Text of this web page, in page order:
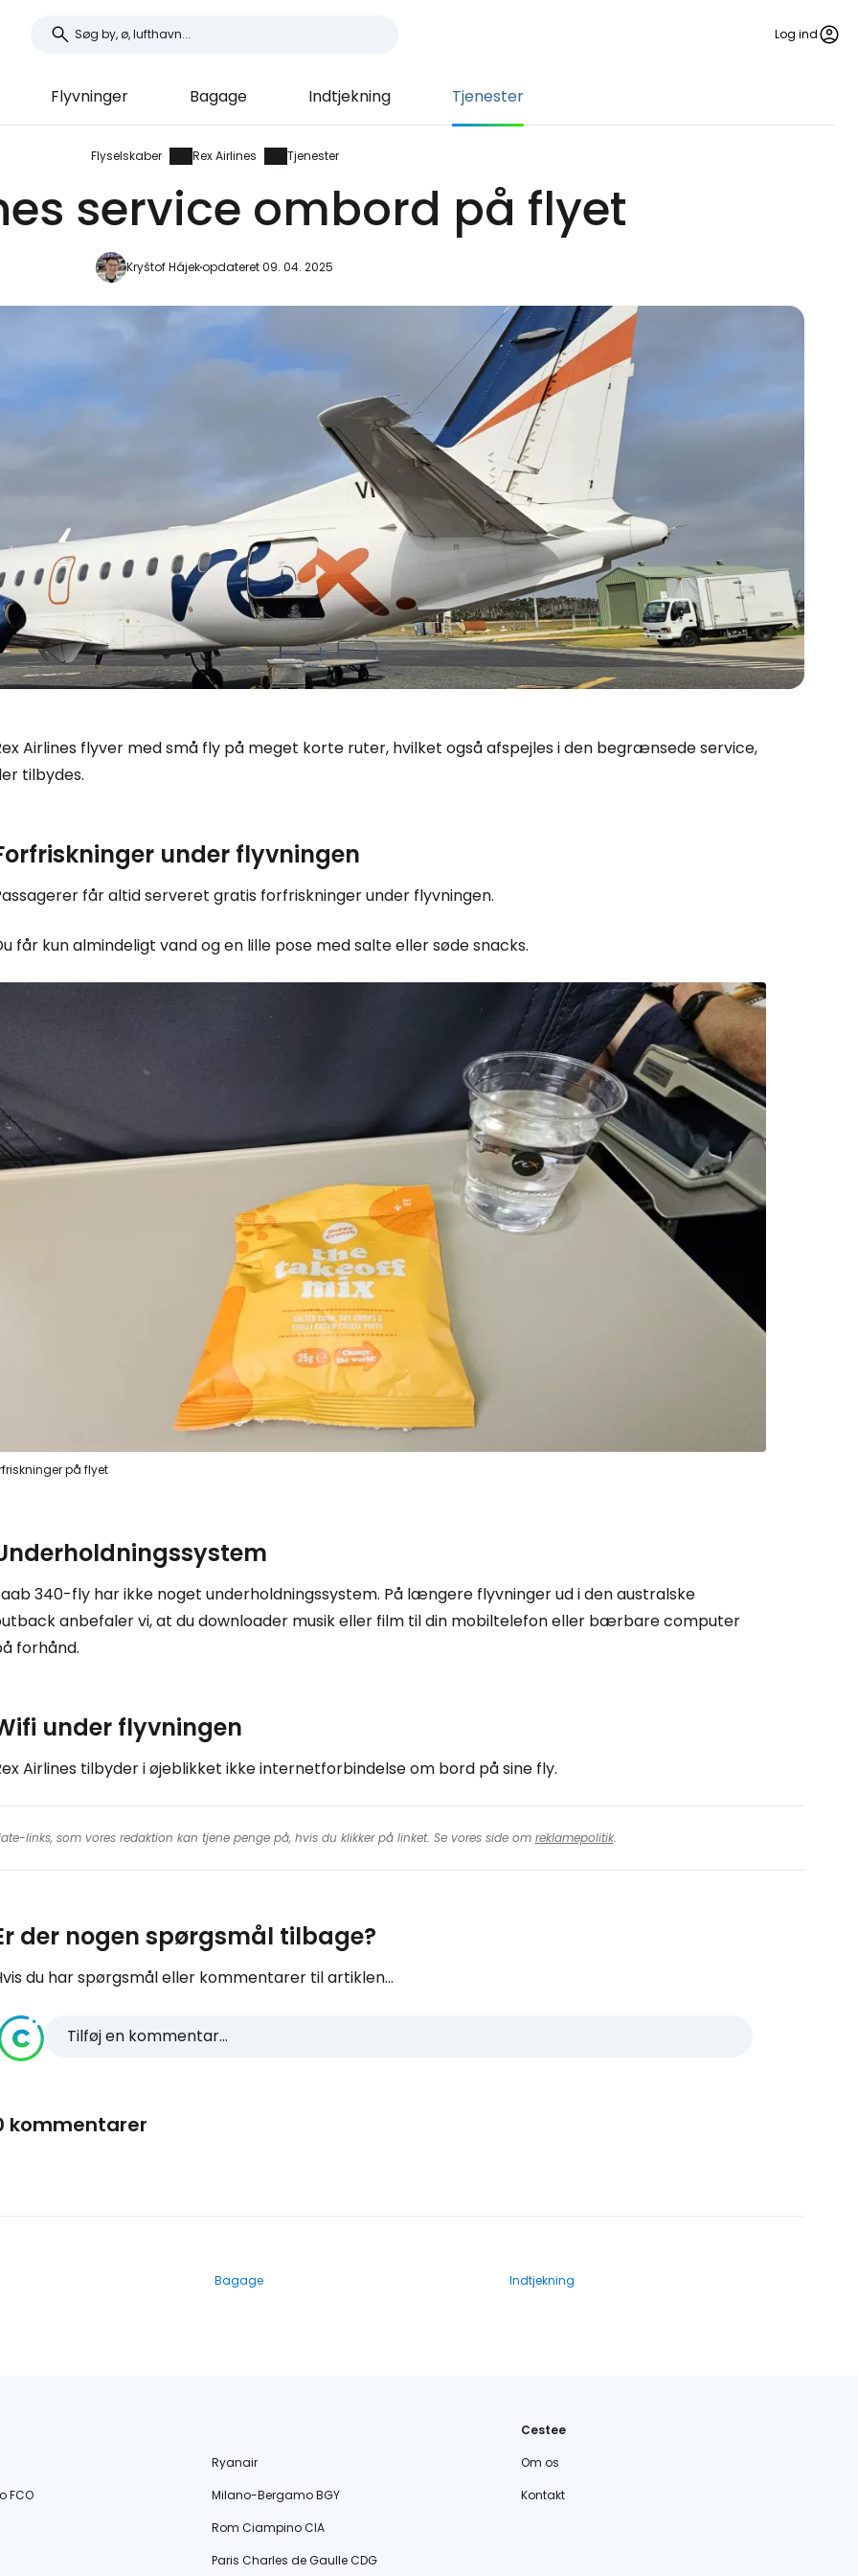
Log ind
Flyvninger Bagage Indtjekning Tjenester
Flyselskaber Rex Airlines Tjenester
service ombord på flyet
Kryštof Hájekopdateret 09. 04. 2025
Airlines flyver med små fly på meget korte ruter, hvilket også afspejles i den begrænsede service,
tilbydes.
under flyvningen
får altid serveret gratis forfriskninger under flyvningen.
får kun almindeligt vand og en lille pose med salte eller søde snacks.
på flyet
340-fly har ikke noget underholdningssystem. På længere flyvninger ud i den australske
anbefaler vi, at du downloader musik eller film til din mobiltelefon eller bærbare computer
forhånd.
under flyvningen
Airlines tilbyder i øjeblikket ikke internetforbindelse om bord på sine fly.
links, som vores redaktion kan tjene penge på, hvis du klikker på linket. Se vores side om reklamepolitik.
der nogen spørgsmål tilbage?
du har spørgsmål eller kommentarer til artiklen...
Tilføj en kommentar...
kommentarer
Bagage Indtjekning
Ryanair
FCO
Milano-Bergamo BGY
Rom Ciampino CIA
Paris Charles de Gaulle CDG
Cestee
Om os
Kontakt
Log ind på Cestee
... det verdensomspændende rejsefællesskab
Fortsæt med Google
Fortsæt med Facebook
Fortsæt med e-mail